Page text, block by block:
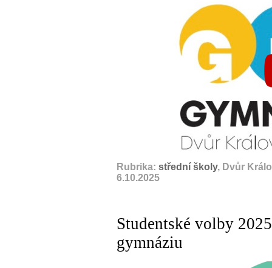
Rubrika: střední školy, Dvůr
6.10.2025
Studentské volby
gymnáziu